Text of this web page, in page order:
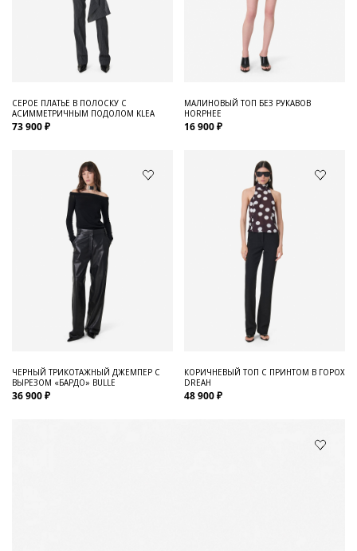
СЕРОЕ ПЛАТЬЕ В ПОЛОСКУ С
АСИММЕТРИЧНЫМ ПОДОЛОМ KLEA
73 900 ₽
МАЛИНОВЫЙ ТОП БЕЗ РУКАВОВ
HORPHEE
16 900 ₽
ЧЕРНЫЙ ТРИКОТАЖНЫЙ ДЖЕМПЕР С
ВЫРЕЗОМ «БАРДО» BULLE
36 900 ₽
КОРИЧНЕВЫЙ ТОП С ПРИНТОМ В ГОРОХ
DREAH
48 900 ₽